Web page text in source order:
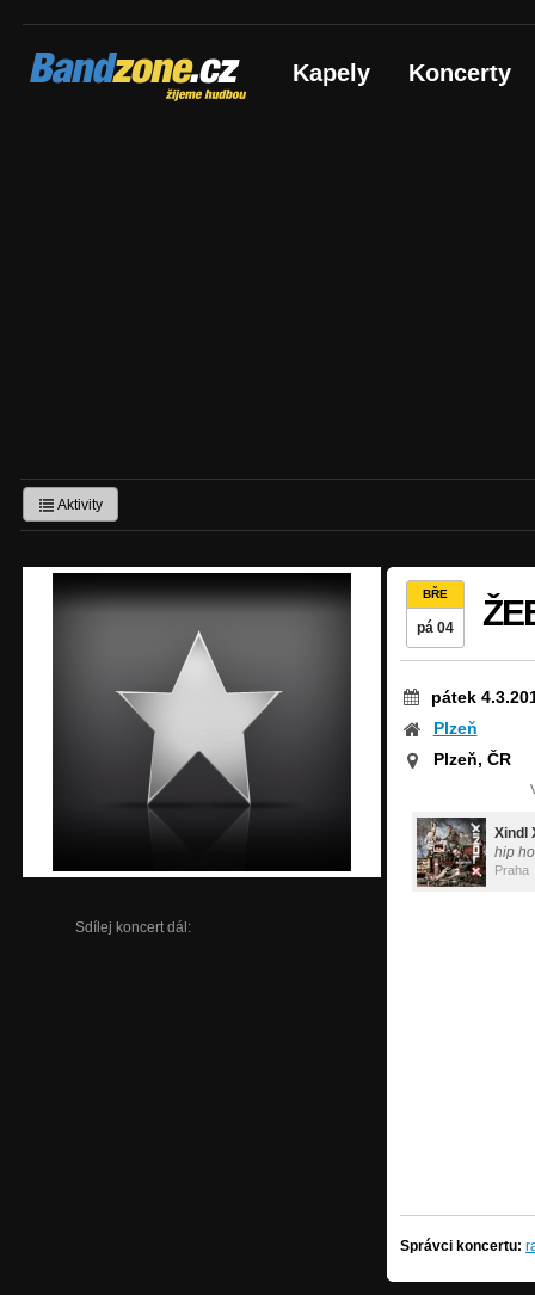
Bandzone.cz
žijeme hudbou Kapely Koncerty
Aktivity
Sdílej koncert dál:
BŘE
pá 04
pátek
Plzeň
Plzeň, ČR
Xindl
hip
Praha
Správci koncertu: